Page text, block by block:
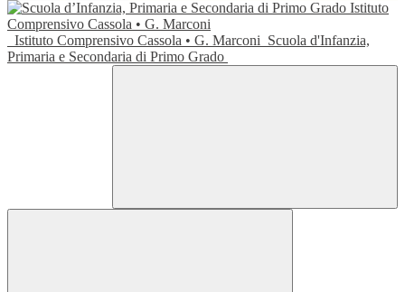
Istituto Comprensivo Cassola • G. Marconi Scuola d'Infanzia,
Primaria e Secondaria di Primo Grado